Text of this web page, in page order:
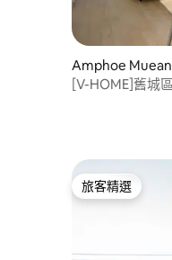
Amphoe
ai的房源
[V-HOME]舊城
旅客精選
旅客精選